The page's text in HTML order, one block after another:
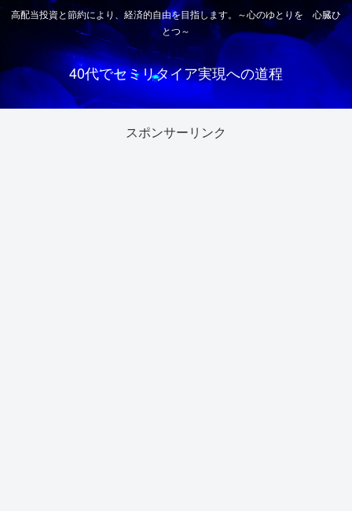
高配当投資と節約により、経済的自由を目指します。～心のゆとりを 心臓ひ
とつ～
40代でセミリタイア実現への道程
スポンサーリンク